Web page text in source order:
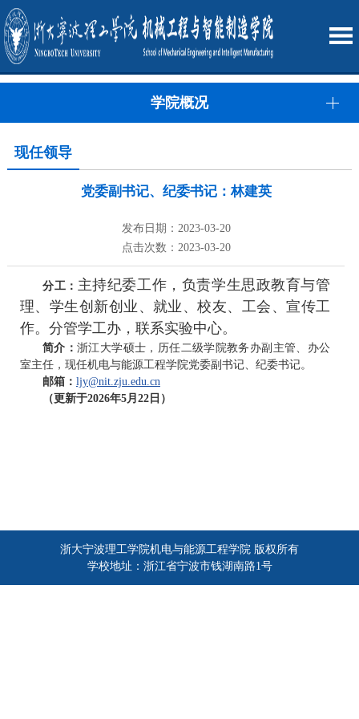
学院概况
现任领导
党委副书记、纪委书记：林建英
发布日期：2023-03-20
点击次数：2023-03-20
分工 ： 主持纪委工作，负责学生思政教育与管
理、学生创新创业、就业、校友、工会、宣传工
作。分管学工办，联系实验中心。
简介 ：浙江大学硕士，历任二级学院教务办副主管、办公
室主任，现任机电与能源工程学院党委副书记、纪委书记。
邮箱： ljy@nit.zju.edu.cn
（更新于2026年5月22日）
浙大宁波理工学院机电与能源工程学院 版权所有
学校地址：浙江省宁波市钱湖南路1号